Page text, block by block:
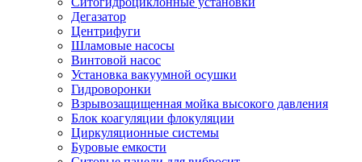
Дегазатор
Центрифуги
Шламовые насосы
Винтовой насос
Установка вакуумной осушки
Гидроворонки
Взрывозащищенная мойка высокого давления
Блок коагуляции флокуляции
Циркуляционные системы
Буровые емкости